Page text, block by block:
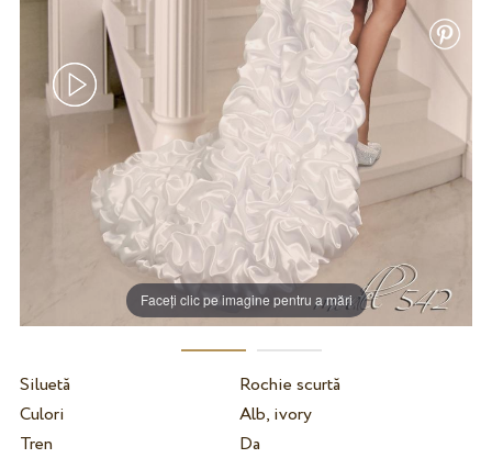
Faceți clic pe imagine pentru a mări
Siluetă
Rochie scurtă
Culori
Alb, ivory
Tren
Da